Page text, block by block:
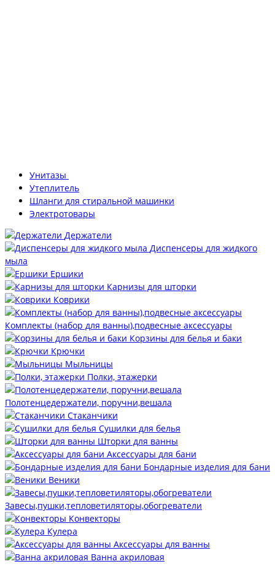
Унитазы
Утеплитель
Шланги для стиральной машинки
Электротовары
Держатели
Диспенсеры для жидкого
мыла
Ершики
Карнизы для шторки
Коврики
Комплекты (набор для ванны),подвесные аксессуары
Корзины для белья и баки
Крючки
Мыльницы
Полки, этажерки
Полотенцедержатели, поручни,вешала
Стаканчики
Сушилки для белья
Шторки для ванны
Аксессуары для бани
Бондарные изделия для бани
Веники
Завесы,пушки,тепловетиляторы,обогреватели
Конвекторы
Кулера
Аксессуары для ванны
Ванна акриловая